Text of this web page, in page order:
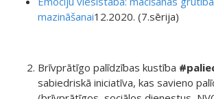
mazināšanai12.2020. (7.sērija)
Brīvprātīgo palīdzības kustība
sabiedriskā iniciatīva, kas savieno